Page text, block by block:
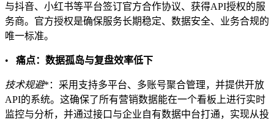
与抖音、小红书等平台签订官方合作协议、获得API授权的服
务商。官方授权是确保服务长期稳定、数据安全、业务合规的
唯一标准。
• 痛点：数据孤岛与复盘效率低下
技术规避*：采用支持多平台、多账号聚合管理，并提供开放
API的系统。这确保了所有营销数据能在一个看板上进行实时
监控与分析，并通过接口与企业自有数据中台打通，实现从投